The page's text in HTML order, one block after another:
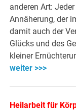
anderen Art:
Annäherung, der
damit auch der
Glücks und des
kleiner
weiter >>>
Heilarbeit für